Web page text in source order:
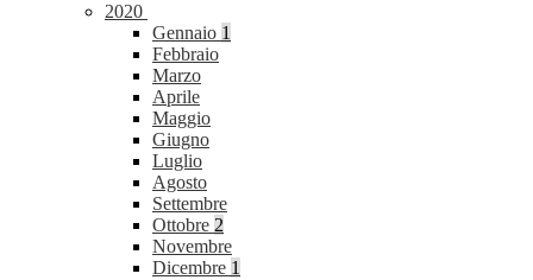
2020
Gennaio 1
Febbraio
Marzo
Aprile
Maggio
Giugno
Luglio
Agosto
Settembre
Ottobre 2
Novembre
Dicembre 1